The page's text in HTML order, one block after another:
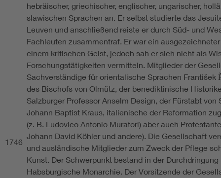
1746
hebräischer, griechischer, englischer, ungarischer,
slawischen Sprachen an. Er selbst studierte das
Leuven und anschließend reiste er durch Süd- und
Fachleuten zusammentraf. Er war ein
einem kritischen Geist, jedoch sah er sich nicht als
Forschungstätigkeiten vermitteln. Mitglieder der
Sachverständige für orientalische Sprachen František
des Bischofs von Olmütz, der benediktinische
Salzburger Professor Anselm Design, der Fürstabt von
Johann Baptist Kraus, italienische der Reformation
(z. B. Ludovico Antonio Muratori) aber auch
Johann David Köhler und andere). Die Gesellschaft
und ausländische Mitglieder zum Zweck der Pflege
Kunst. Der Schwerpunkt bestand in der
Habsburgische Monarchie. Der Vorsitzende der